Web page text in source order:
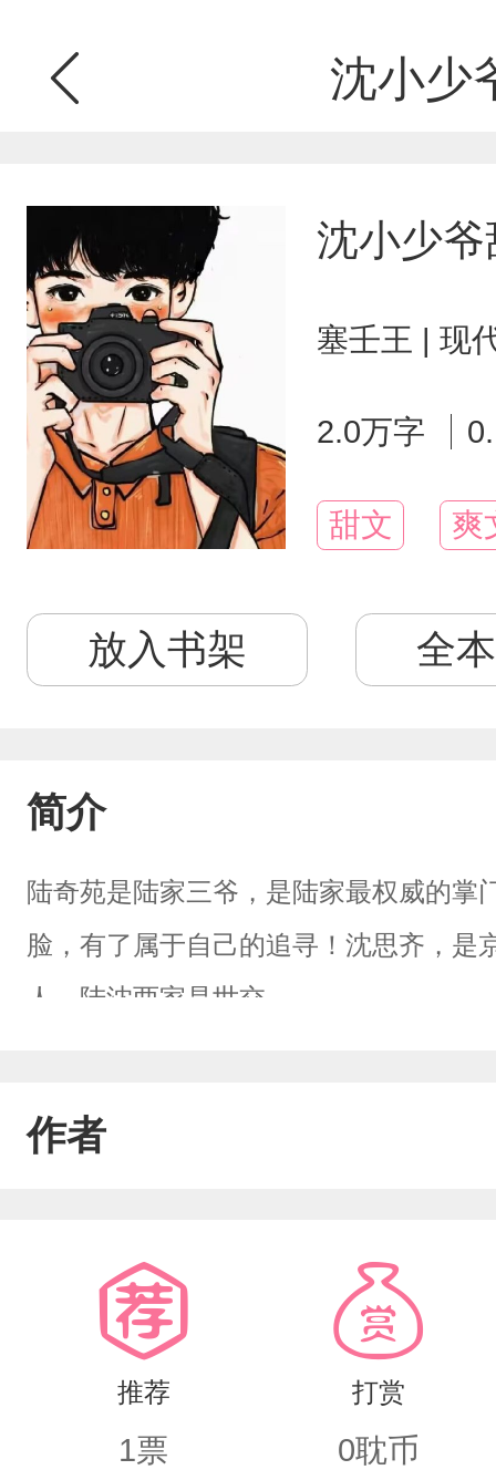
沈小少
沈小少
塞壬王 | 现
2.0万字
甜文 爽
放入书架 全
简介
陆奇苑是陆家三爷，是陆家最权威的掌
脸，有了属于自己的追寻！沈思齐，是
人，陆沈两家是世交……
作者
推荐
1票
打赏
0耽币